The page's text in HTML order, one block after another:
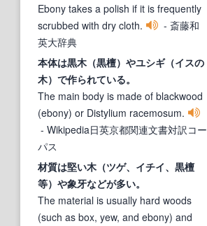
Ebony takes a polish if it is frequently
scrubbed with dry cloth.
- 斎藤和
英大辞典
本体は黒木（黒檀）やユシギ（イスの
木）で作られている。
The main body is made of blackwood
(ebony) or Distylium racemosum.
- Wikipedia日英京都関連文書対訳コー
パス
材質は堅い木（ツゲ、イチイ、 黒檀
等）や象牙などが多い。
The material is usually hard woods
(such as box, yew, and ebony) and